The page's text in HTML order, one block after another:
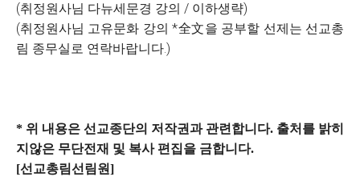
(취정원사님 다뉴세문경 강의 / 이하생략)
(취정원사님 고유문화 강의 *全文을 공부할 선제는 선교총
림 종무실로 연락바랍니다.)
* 위 내용은 선교종단의 저작권과 관련합니다. 출처를 밝히
지않은 무단전재 및 복사 편집을 금합니다.
[선교총림선림원]